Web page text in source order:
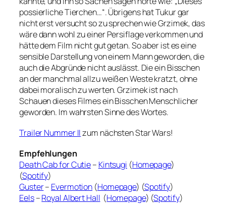
possierliche Tierchen…“. Übrigens hat Tukur gar
nicht erst versucht so zu sprechen wie Grzimek, das
wäre dann wohl zu einer Persiflage verkommen und
hätte dem Film nicht gut getan. So aber ist es eine
sensible Darstellung von einem Mann geworden, die
auch die Abgründe nicht auslässt. Die ein Bisschen
an der manchmal allzu weißen Weste kratzt, ohne
dabei moralisch zu werten. Grzimek ist nach
Schauen dieses Filmes ein Bisschen Menschlicher
geworden. Im wahrsten Sinne des Wortes.
Trailer Nummer IIzum nächsten Star Wars!
Empfehlungen
Death Cab for Cutie– Kintsugi (Homepage)
(Spotify)
Guster– Evermotion (Homepage) (Spotify)
Eels–Royal Albert Hall (Homepage) (Spotify)